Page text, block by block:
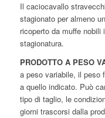
Il caciocavallo
stagionato per almeno
ricoperto da muffe
stagionatura.
PRODOTTO A PESO
a peso variabile, il peso
a quello indicato. Può
tipo di taglio, le
giorni trascorsi dalla